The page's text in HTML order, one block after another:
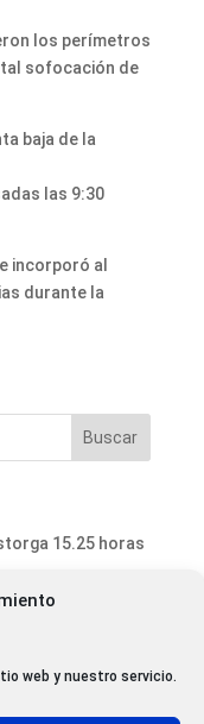
web y nuestro servicio.
los perímetros
sofocación de
baja de la
las 9:30
incorporó al
durante la
15.25 horas
horas 7 de
de semana un